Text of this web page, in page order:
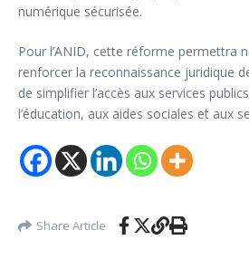
numérique sécurisée.
Pour l’ANID, cette réforme permettra
renforcer la reconnaissance juridique
de simplifier l’accès aux services
l’éducation, aux aides sociales et aux
Share Article